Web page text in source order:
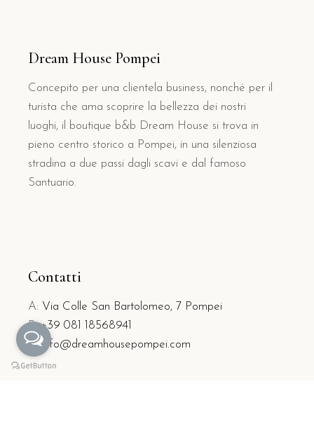
Dream House Pompei
Concepito per una clientela business, nonché per il
turista che ama scoprire la bellezza dei nostri
luoghi, il boutique b&b Dream House si trova in
pieno centro storico a Pompei, in una silenziosa
stradina a due passi dagli scavi e dal famoso
Santuario.
Contatti
A: Via Colle San Bartolomeo, 7 Pompei
P:+39 081 18568941
E:info@dreamhousepompei.com